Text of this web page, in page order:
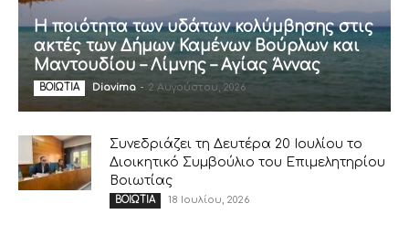
Η ποιότητα των υδάτων κολύμβησης στις
ακτές των Δήμων Καμένων Βούρλων και
Μαντουδίου – Λίμνης – Αγίας Άννας
ΒΟΙΩΤΙΑ Diavima - 2 Αυγούστου, 2026
Συνεδριάζει τη Δευτέρα 20 Ιουλίου το
Διοικητικό Συμβούλιο του Επιμελητηρίου
Βοιωτίας
ΒΟΙΩΤΙΑ 18 Ιουλίου, 2026